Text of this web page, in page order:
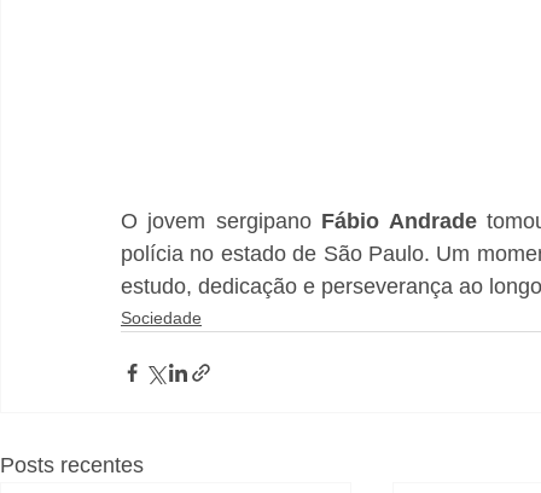
O jovem sergipano Fábio Andrade
polícia no estado de São Paulo. Um
estudo, dedicação e perseverança ao
Sociedade
Posts recentes